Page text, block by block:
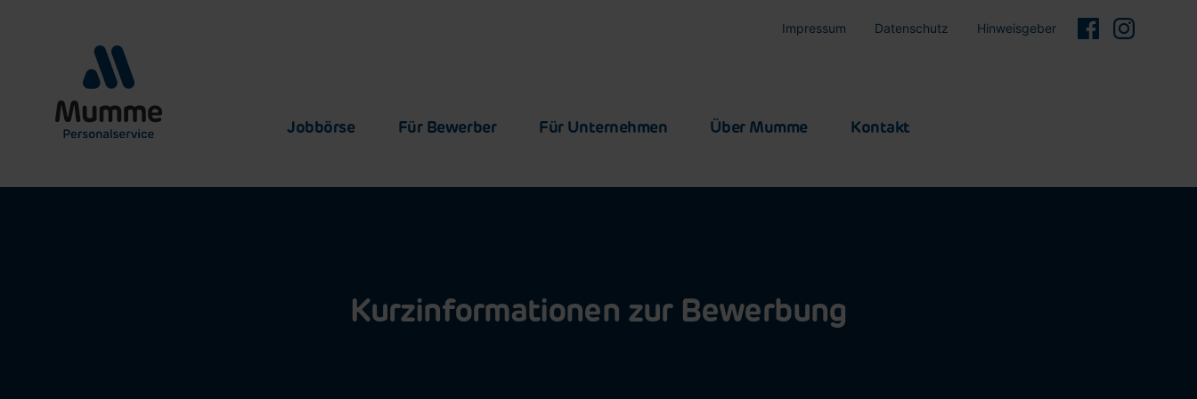
Impressum Datenschutz Hinweisgeber
Jobbörse Für Bewerber Für Unternehmen Über Mumme Kontakt
Kurzinformationen zur Bewerbung